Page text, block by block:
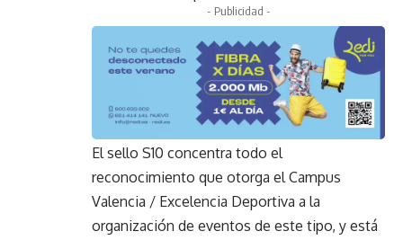
- Publicidad -
El sello S10 concentra todo el
reconocimiento que otorga el Campus
Valencia / Excelencia Deportiva a la
organización de eventos de este tipo, y está